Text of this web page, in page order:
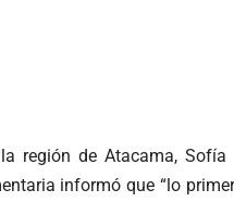
región de Atacama,
informó que “lo